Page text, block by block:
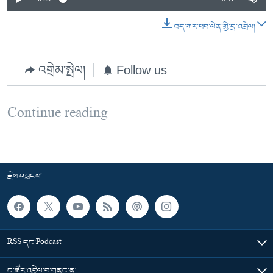
ཐད་ཀར་ཕབ་ལེན་གྱི་དྲ་འབྲེལ།
འགྲེམ་སྤེལ། Follow us
Continue reading
རྗེས་འབྲངས།
RSS དང་Podcast